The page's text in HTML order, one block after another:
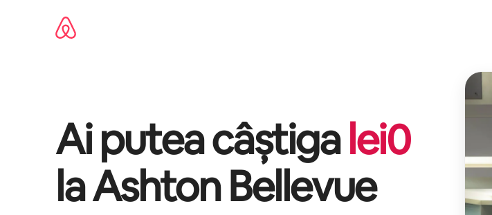
Ai putea câștigalei0
laAshton Bellevue